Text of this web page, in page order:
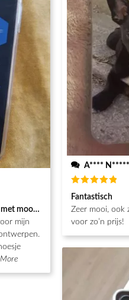
mooie afwerking
mijn
A****
Beoordeeld
5van de 5
Fantastisch
Zeer mooi, ook
voor zo’n prijs!